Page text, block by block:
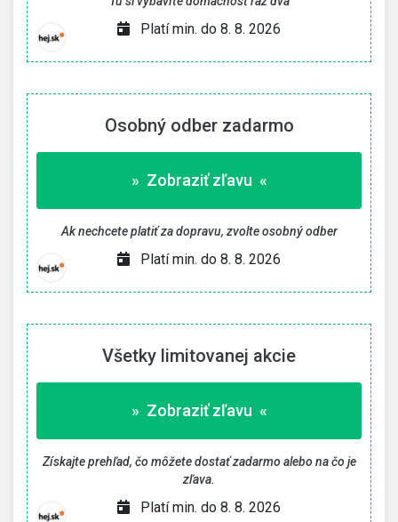
Platí min. do 8. 8. 2026
Osobný odber zadarmo
» Zobraziť zľavu «
Ak nechcete platiť za dopravu, zvolte osobný odber
Platí min. do 8. 8. 2026
Všetky limitovanej akcie
» Zobraziť zľavu «
Získajte prehľad, čo môžete dostať zadarmo alebo na čo je
zľava.
Platí min. do 8. 8. 2026